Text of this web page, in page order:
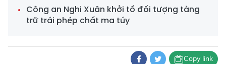
Công an Nghi Xuân khởi tố đối tượng tàng
trữ trái phép chất ma túy
Copy link